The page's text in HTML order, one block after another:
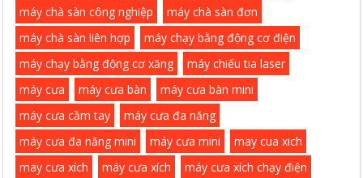
máy chà sàn công nghiệp
máy chà sàn đơn
máy chà sàn liên hợp
máy chạy bằng động cơ điện
máy chạy bằng động cơ xăng
máy chiếu tia laser
máy cưa
máy cưa bàn
máy cưa bàn mini
máy cưa cầm tay
máy cưa đa năng
máy cưa đa năng mini
máy cưa mini
may cua xich
may cưa xích
máy cưa xích
máy cưa xích chạy điện